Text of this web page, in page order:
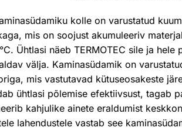
kolle on varustatud
mis on soojust akumuleeriv
Ühtlasi näeb TERMOTEC sile ja hele
välja. Kaminasüdamik on
mis vastutavad kütuseosakeste
ühtlasi põlemise efektiivsust, tagab
kahjulike ainete eraldumist
lahendustele vastab see